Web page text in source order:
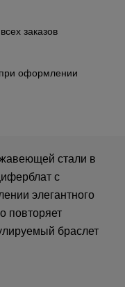
заказов
оформлении
стали в
с
элегантного
повторяет
браслет